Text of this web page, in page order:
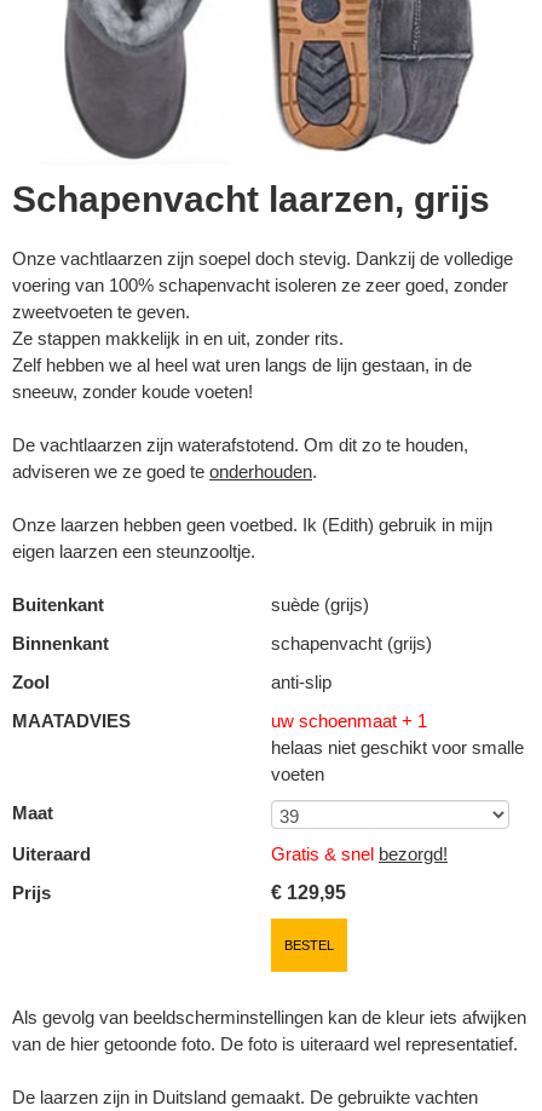
Schapenvacht laarzen, grijs
Onze vachtlaarzen zijn soepel doch stevig. Dankzij de volledige
voering van 100% schapenvacht isoleren ze zeer goed, zonder
zweetvoeten te geven.
Ze stappen makkelijk in en uit, zonder rits.
Zelf hebben we al heel wat uren langs de lijn gestaan, in de
sneeuw, zonder koude voeten!
De vachtlaarzen zijn waterafstotend. Om dit zo te houden,
adviseren we ze goed te onderhouden.
Onze laarzen hebben geen voetbed. Ik (Edith) gebruik in mijn
eigen laarzen een steunzooltje.
Buitenkant
suède (grijs)
Binnenkant
schapenvacht (grijs)
Zool
anti-slip
MAATADVIES
uw schoenmaat + 1
helaas niet geschikt voor smalle
voeten
Maat
Uiteraard
Gratis & snel bezorgd!
Prijs
€ 129,95
BESTEL
Als gevolg van beeldscherminstellingen kan de kleur iets afwijken
van de hier getoonde foto. De foto is uiteraard wel representatief.
De laarzen zijn in Duitsland gemaakt. De gebruikte vachten